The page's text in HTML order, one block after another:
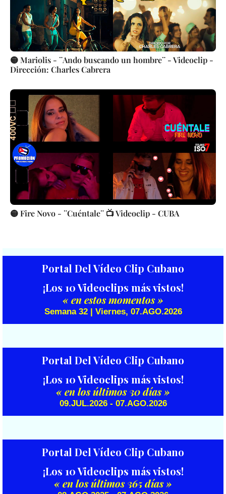
🟡 Mariolis - ¨Ando buscando un hombre¨ - Videoclip -
Dirección: Charles Cabrera
🟡 Fire Novo - ¨Cuéntale¨ 📺 Videoclip - CUBA
Portal Del Vídeo Clip Cubano
¡Los 10 Videoclips más vistos!
« en estos momentos »
Semana 32 | Viernes, 07.AGO.2026
Portal Del Vídeo Clip Cubano
¡Los 10 Videoclips más vistos!
« en los últimos 30 días »
09.JUL.2026 - 07.AGO.2026
Portal Del Vídeo Clip Cubano
¡Los 10 Videoclips más vistos!
« en los últimos 365 días »